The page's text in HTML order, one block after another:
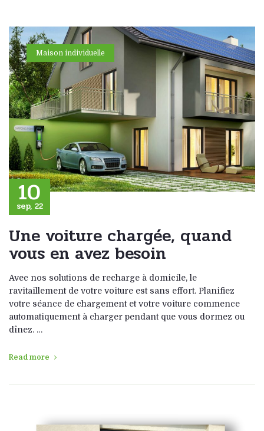
Maison individuelle
10
sep, 22
Une voiture chargée, quand
vous en avez besoin
Avec nos solutions de recharge à domicile, le
ravitaillement de votre voiture est sans effort. Planifiez
votre séance de chargement et votre voiture commence
automatiquement à charger pendant que vous dormez ou
dînez. …
Read more